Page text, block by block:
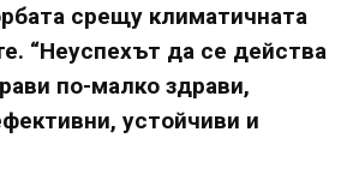
срещу климатичната
“Неуспехът да се действа
по-малко здрави,
устойчиви и